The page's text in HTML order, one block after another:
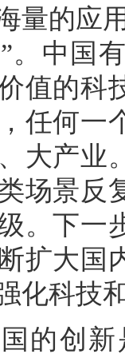
量的应
。中国
值的科
任何一
大产业
场景反
。下一
扩大国
化科技
的创